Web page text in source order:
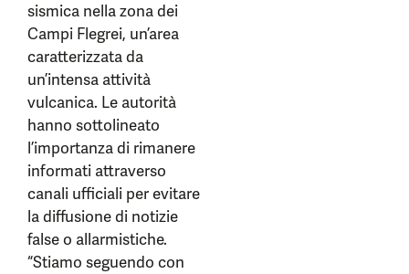
sismica nella zona dei
Campi Flegrei, un’area
caratterizzata da
un’intensa attività
vulcanica. Le autorità
hanno sottolineato
l’importanza di rimanere
informati attraverso
canali ufficiali per evitare
la diffusione di notizie
false o allarmistiche.
“Stiamo seguendo con